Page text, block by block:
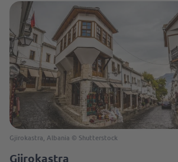
Gjirokastra, Albania © Shutterstock
Gjirokastra